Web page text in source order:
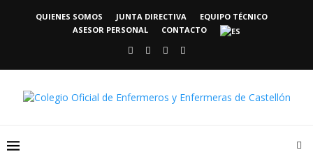
QUIENES SOMOS JUNTA DIRECTIVA
EQUIPO TÉCNICO
ASESOR PERSONAL
CONTACTO